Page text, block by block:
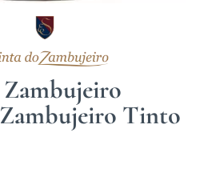
Tinto